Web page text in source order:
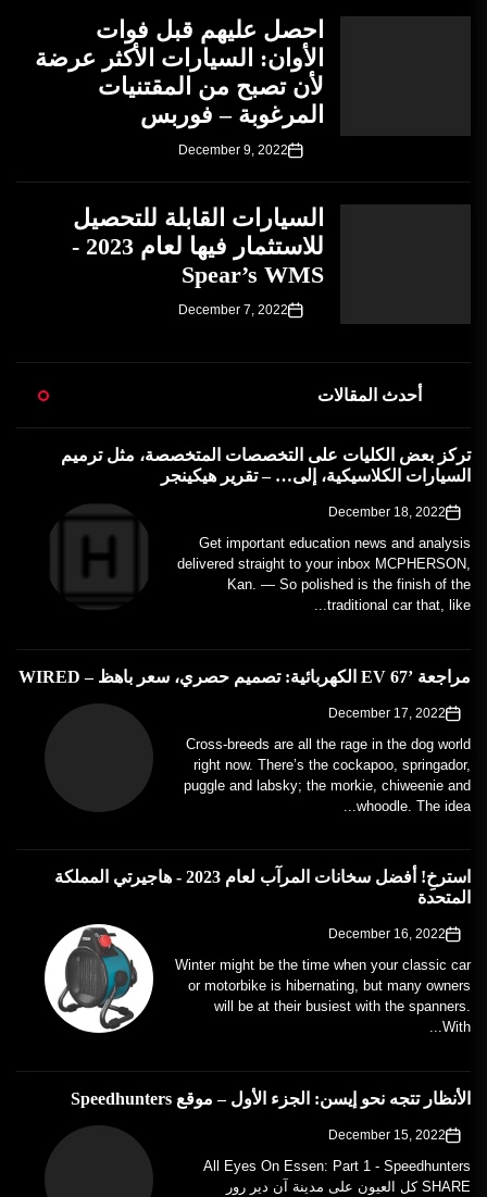
احصل عليهم قبل فوات
الأوان: السيارات الأكثر عرضة
لأن تصبح من المقتنيات
المرغوبة – فوربس
December 9, 2022
السيارات القابلة للتحصيل
للاستثمار فيها لعام 2023 -
Spear’s WMS
December 7, 2022
أحدث المقالات
تركز بعض الكليات على التخصصات المتخصصة، مثل ترميم
السيارات الكلاسيكية، إلى… – تقرير هيكينجر
December 18, 2022
Get important education news and analysis
delivered straight to your inbox MCPHERSON,
Kan. — So polished is the finish of the
traditional car that, like...
مراجعة ’67 EV الكهربائية: تصميم حصري، سعر باهظ – WIRED
December 17, 2022
Cross-breeds are all the rage in the dog world
right now. There’s the cockapoo, springador,
puggle and labsky; the morkie, chiweenie and
whoodle. The idea...
استرخِ! أفضل سخانات المرآب لعام 2023 - هاجيرتي المملكة
المتحدة
December 16, 2022
Winter might be the time when your classic car
or motorbike is hibernating, but many owners
will be at their busiest with the spanners.
With...
الأنظار تتجه نحو إيسن: الجزء الأول – موقع Speedhunters
December 15, 2022
All Eyes On Essen: Part 1 - Speedhunters
SHARE كل العيون على مدينة آن دير رور